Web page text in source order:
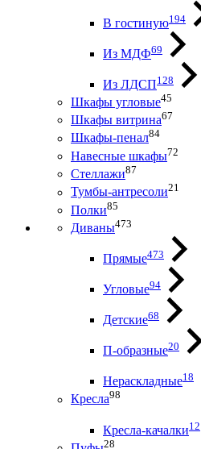
В гостиную194
Из МДФ69
Из ЛДСП128
Шкафы угловые45
Шкафы витрина67
Шкафы-пенал84
Навесные шкафы72
Стеллажи87
Тумбы-антресоли21
Полки85
Диваны473
Прямые473
Угловые94
Детские68
П-образные20
Нераскладные18
Кресла98
Кресла-качалки12
28